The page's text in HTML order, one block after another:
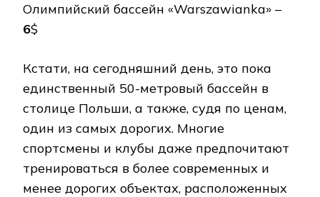
Олимпийский бассейн «Warszawianka» –
6$
Кстати, на сегодняшний день, это пока
единственный 50-метровый бассейн в
столице Польши, а также, судя по ценам,
один из самых дорогих. Многие
спортсмены и клубы даже предпочитают
тренироваться в более современных и
менее дорогих объектах, расположенных